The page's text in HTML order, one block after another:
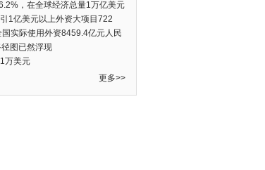
期增长2.4%
，在全球经济总量1万亿美元
最快
1亿美元以上外资大项目722
实际使用外资8459.4亿元人民
图已然浮现
万美元
更多>>